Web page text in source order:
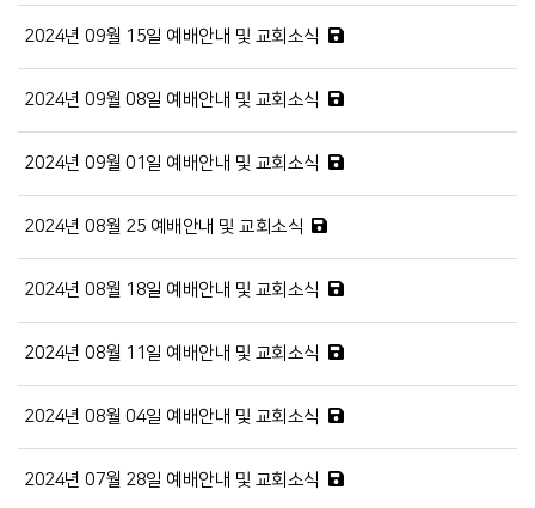
2024년 09월 15일 예배안내 및 교회소식
2024년 09월 08일 예배안내 및 교회소식
2024년 09월 01일 예배안내 및 교회소식
2024년 08월 25 예배안내 및 교회소식
2024년 08월 18일 예배안내 및 교회소식
2024년 08월 11일 예배안내 및 교회소식
2024년 08월 04일 예배안내 및 교회소식
2024년 07월 28일 예배안내 및 교회소식